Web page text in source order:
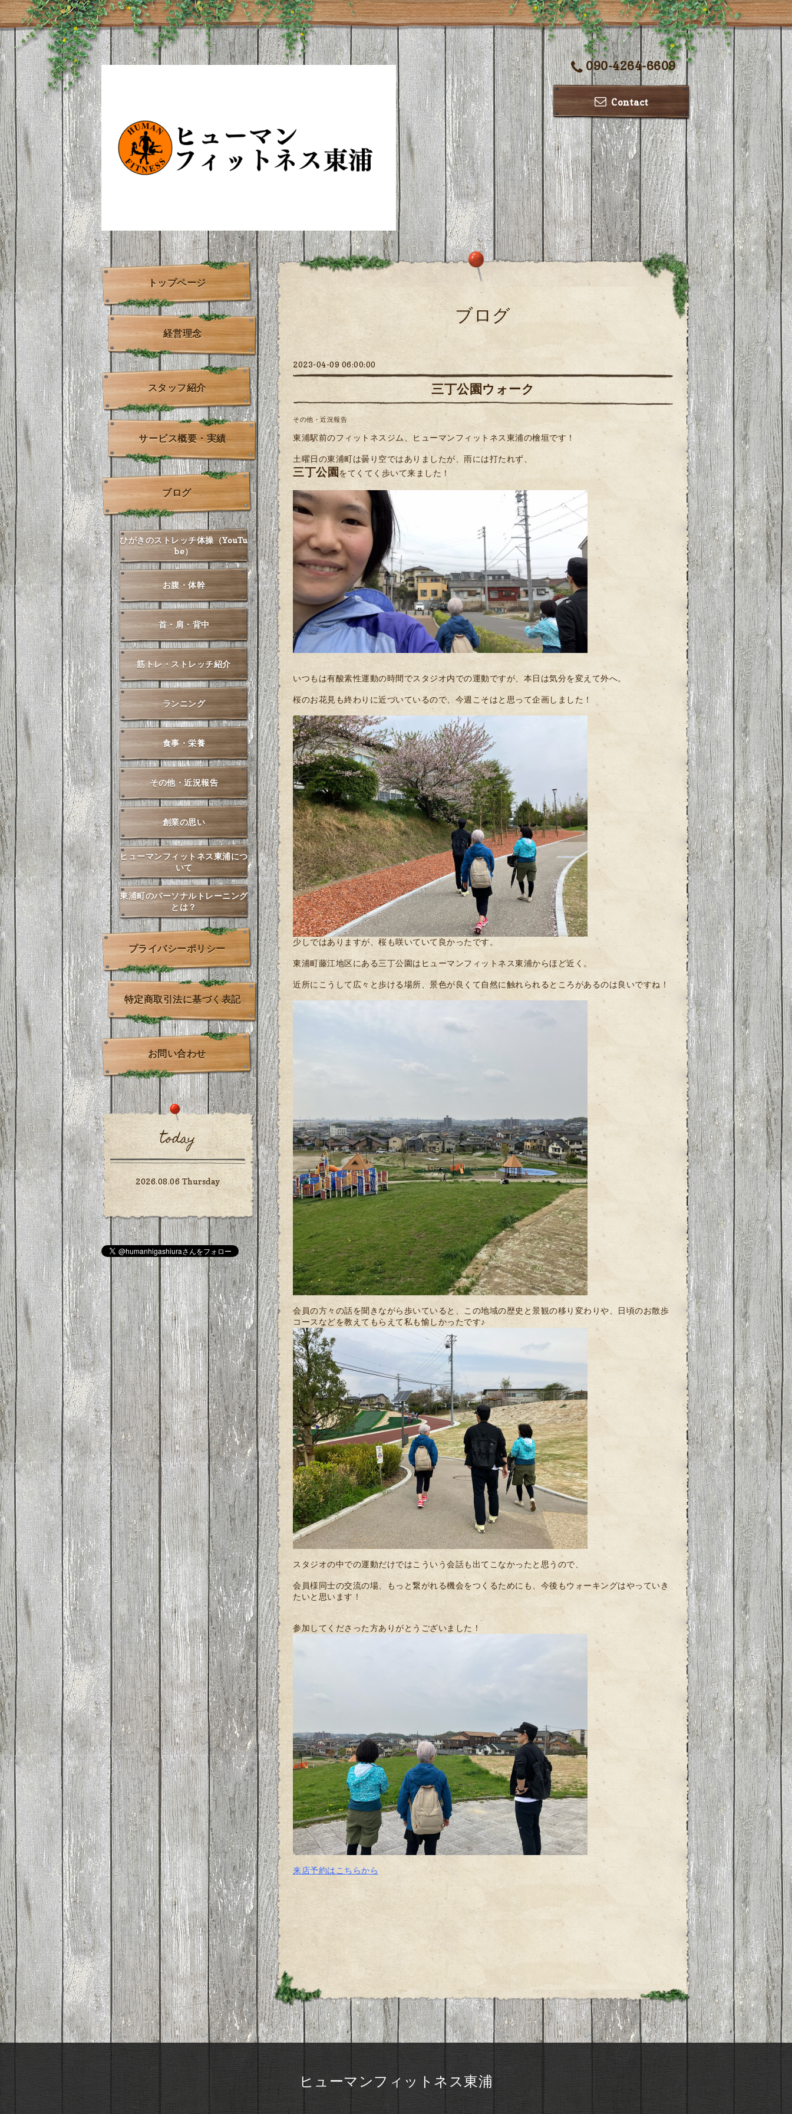
090-4264-6609
Contact
ブログ
2023-04-09 06:00:00
三丁公園ウォーク
その他・近況報告
東浦駅前のフィットネスジム、ヒューマンフィットネス東浦の檜垣です！
土曜日の東浦町は曇り空ではありましたが、雨には打たれず、
三丁公園 をてくてく歩いて来ました！
いつもは有酸素性運動の時間でスタジオ内での運動ですが、本日は気分を変えて外へ。
桜のお花見も終わりに近づいているので、今週こそはと思って企画しました！
少しではありますが、桜も咲いていて良かったです。
東浦町藤江地区にある三丁公園はヒューマンフィットネス東浦からほど近く。
近所にこうして広々と歩ける場所、景色が良くて自然に触れられるところがあるのは良いですね！
会員の方々の話を聞きながら歩いていると、この地域の歴史と景観の移り変わりや、日頃のお散歩
コースなどを教えてもらえて私も愉しかったです♪
スタジオの中での運動だけではこういう会話も出てこなかったと思うので、
会員様同士の交流の場、もっと繋がれる機会をつくるためにも、今後もウォーキングはやっていき
たいと思います！
参加してくださった方ありがとうございました！
来店予約はこちらから
トップページ
経営理念
スタッフ紹介
サービス概要・実績
ブログ
ひがきのストレッチ体操（YouTu
be）
お腹・体幹
首・肩・背中
筋トレ・ストレッチ紹介
ランニング
食事・栄養
その他・近況報告
創業の思い
ヒューマンフィットネス東浦につ
いて
東浦町のパーソナルトレーニング
とは？
プライバシーポリシー
特定商取引法に基づく表記
お問い合わせ
today
2026.08.06 Thursday
ヒューマンフィットネス東浦